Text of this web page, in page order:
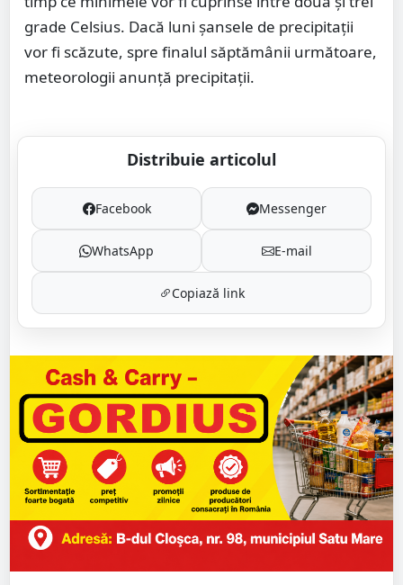
grade Celsius. Dacă luni șansele de precipitații
vor fi scăzute, spre finalul săptămânii următoare,
meteorologii anunță precipitații.
Distribuie articolul
Facebook Messenger
WhatsApp E-mail
Copiază link